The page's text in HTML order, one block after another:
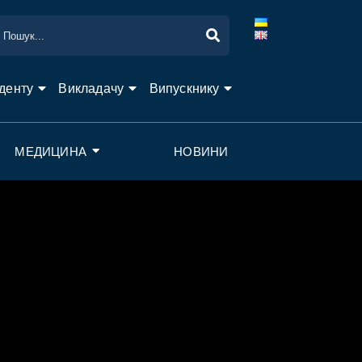
Викладачу Випускнику
МЕДИЦИНА НОВИНИ